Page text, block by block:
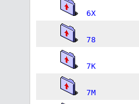
6X
78
7K
7M